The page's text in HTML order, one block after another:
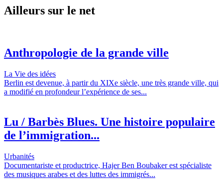
Ailleurs sur le net
Anthropologie de la grande ville
La Vie des idées
Berlin est devenue, à partir du XIXe siècle, une très grande ville, qui
a modifié en profondeur l’expérience de ses...
Lu / Barbès Blues. Une histoire populaire
de l’immigration...
Urbanités
Documentariste et productrice, Hajer Ben Boubaker est spécialiste
des musiques arabes et des luttes des immigrés...